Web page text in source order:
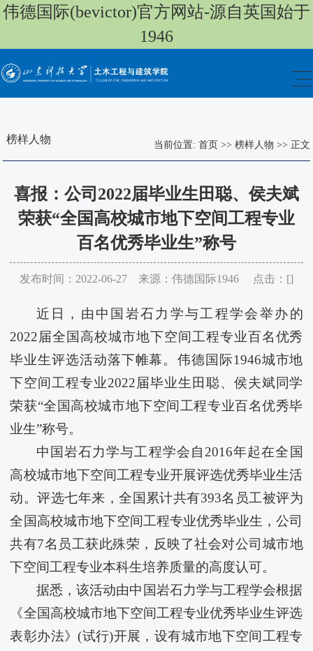
伟德国际(bevictor)官方网站-源自英国始于
1946
榜样人物 当前位置: 首页 >> 榜样人物 >> 正文
喜报：公司2022届毕业生田聪、侯夫斌
荣获“全国高校城市地下空间工程专业
百名优秀毕业生”称号
发布时间：2022-06-27 来源：伟德国际1946 点击：[]
近日，由中国岩石力学与工程学会举办的
2022届全国高校城市地下空间工程专业百名优秀
毕业生评选活动落下帷幕。​伟德国际1946城市地
下空间工程专业2022届毕业生田聪、侯夫斌同学
荣获“全国高校城市地下空间工程专业百名优秀毕
业生”称号。
中国岩石力学与工程学会自2016年起在全国
高校城市地下空间工程专业开展评选优秀毕业生活
动。评选七年来，全国累计共有393名员工被评为
全国高校城市地下空间工程专业优秀毕业生，公司
共有7名员工获此殊荣，反映了社会对公司城市地
下空间工程专业本科生培养质量的高度认可。
据悉，该活动由中国岩石力学与工程学会根据
《全国高校城市地下空间工程专业优秀毕业生评选
表彰办法》(试行)开展，设有城市地下空间工程专